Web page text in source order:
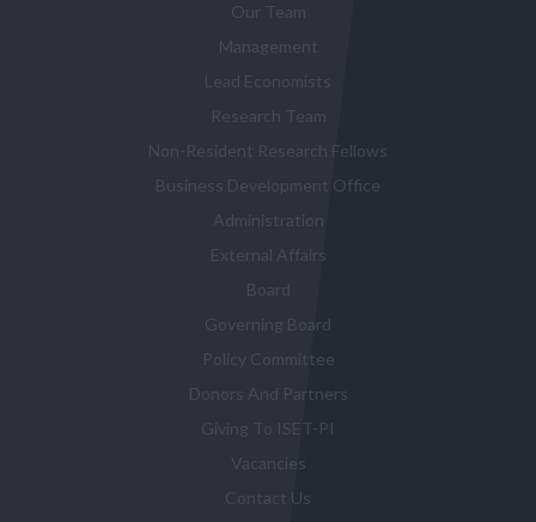
Our Team
Management
Lead Economists
Research Team
Non-Resident Research Fellows
Business Development Office
Administration
External Affairs
Board
Governing Board
Policy Committee
Donors And Partners
Giving To ISET-PI
Vacancies
Contact Us